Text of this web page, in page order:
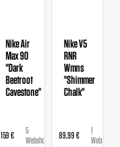
Nike Air
Max 90
"Dark
Beetroot
Cavestone"
159 €
5
Webshops
Nike V5
RNR
Wmns
"Shimmer
Chalk"
89,99 €
1
Webshop